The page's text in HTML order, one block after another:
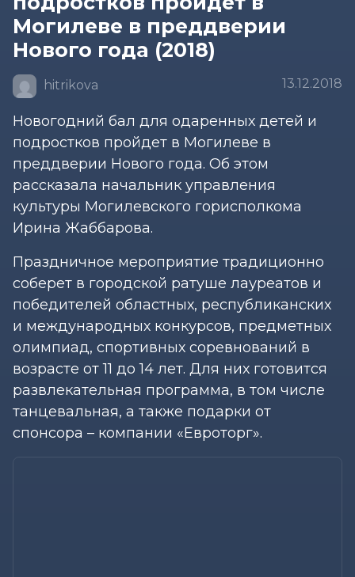
Могилеве в преддверии
Нового года (2018)
hitrikova 13.12.2018
Новогодний бал для одаренных детей и
подростков пройдет в Могилеве в
преддверии Нового года. Об этом
рассказала начальник управления
культуры Могилевского горисполкома
Ирина Жаббарова.
Праздничное мероприятие традиционно
соберет в городской ратуше лауреатов и
победителей областных, республиканских
и международных конкурсов, предметных
олимпиад, спортивных соревнований в
возрасте от 11 до 14 лет. Для них готовится
развлекательная программа, в том числе
танцевальная, а также подарки от
спонсора – компании «Евроторг».